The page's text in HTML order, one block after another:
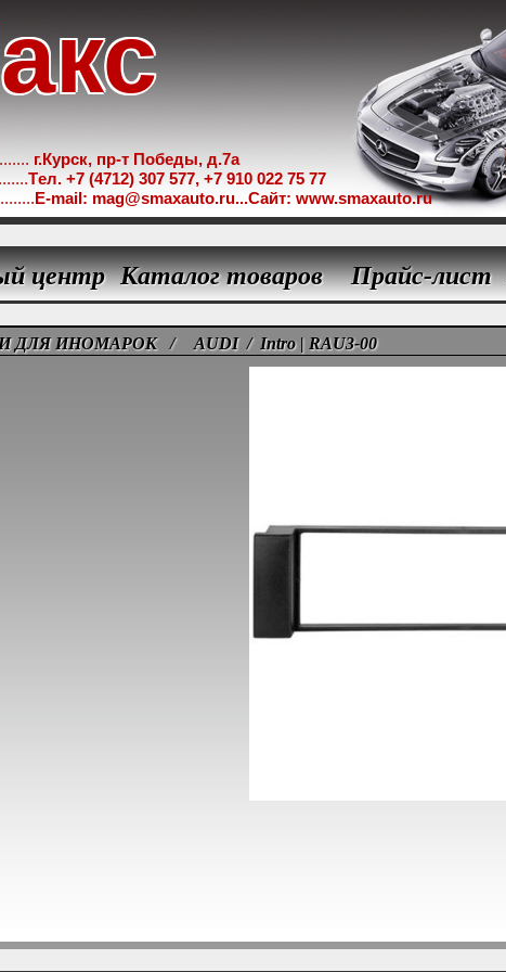
г.Курск, пр-т Победы, д.7а
Tел. +7 (4712) 307 577, +7 910 022 75 77
E-mail: mag@smaxauto.ru...Сайт: www.smaxauto.ru
центр Каталог товаров Прайс-лист
ДЛЯ ИНОМАРОК/ AUDI/ Intro | RAU3-00